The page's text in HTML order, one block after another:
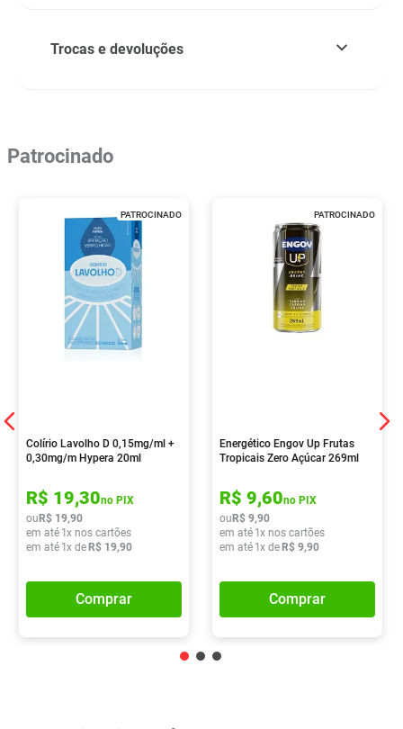
Trocas e devoluções
Patrocinado
PATROCINADO
Colírio Lavolho D 0,15mg/ml +
0,30mg/m Hypera 20ml
R$ 19,30no PIX
ou R$ 19,90
em até 1x nos cartões
em até 1x de R$ 19,90
Comprar
PATROCINADO
Energético Engov Up Frutas
Tropicais Zero Açúcar 269ml
R$ 9,60no PIX
ou R$ 9,90
em até 1x nos cartões
em até 1x de R$ 9,90
Comprar